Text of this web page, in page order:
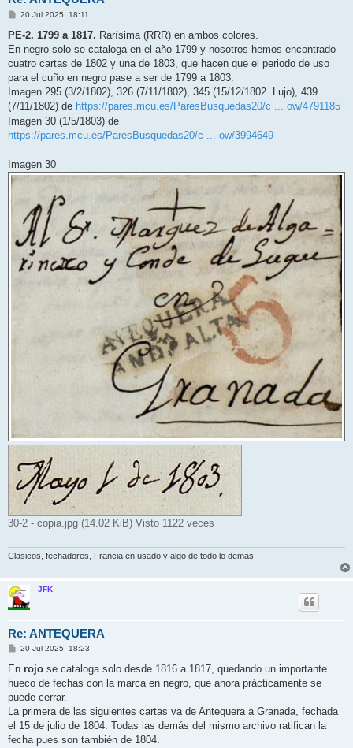
M
n
a
j
20 Jul 2025, 18:11
PE-2. 1799 a 1817. Rarísima (RRR) en ambos colores.
En negro solo se cataloga en el año 1799 y nosotros hemos encontrado
cuatro cartas de 1802 y una de 1803, que hacen que el periodo de uso
para el cuño en negro pase a ser de 1799 a 1803.
Imagen 295 (3/2/1802), 326 (7/11/1802), 345 (15/12/1802. Lujo), 439
(7/11/1802) de https://pares.mcu.es/ParesBusquedas20/c ... ow/4791185
Imagen 30 (1/5/1803) de
https://pares.mcu.es/ParesBusquedas20/c ... ow/3994649
Imagen 30
30-2 - copia.jpg (14.02 KiB) Visto 1122 veces
Clasicos, fechadores, Francia en usado y algo de todo lo demas.
JFK
Re: ANTEQUERA
M
n
a
j
20 Jul 2025, 18:23
En rojo se cataloga solo desde 1816 a 1817, quedando un importante
hueco de fechas con la marca en negro, que ahora prácticamente se
puede cerrar.
La primera de las siguientes cartas va de Antequera a Granada, fechada
el 15 de julio de 1804. Todas las demás del mismo archivo ratifican la
fecha pues son también de 1804.